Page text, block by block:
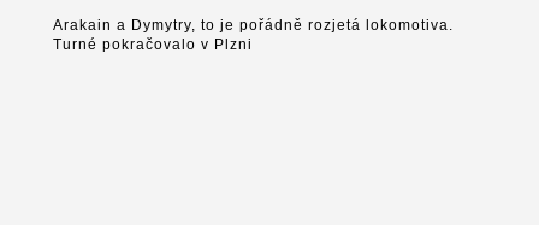
Arakain a Dymytry, to je pořádně rozjetá lokomotiva.
Turné pokračovalo v Plzni